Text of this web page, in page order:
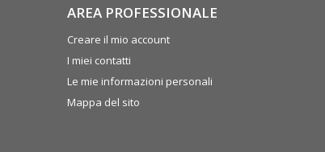
AREA PROFESSIONALE
Creare il mio account
I miei contatti
Le mie informazioni personali
Mappa del sito